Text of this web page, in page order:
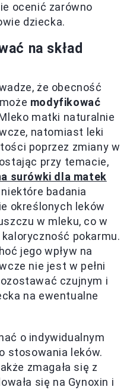
ocenić zarówno
dziecka.
na skład
że obecność
modyfikować
matki naturalnie
natomiast leki
poprzez zmiany w
przy temacie,
surówki dla matek
niektóre badania
określonych leków
w mleku, co w
pokarmu.
jego wpływ na
nie jest w pełni
czujnym i
na ewentualne
o indywidualnym
stosowania leków.
zmagała się z
się na Gynoxin i